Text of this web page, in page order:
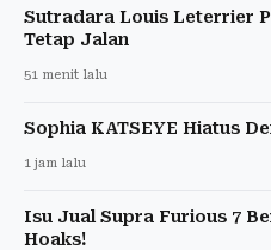
Sutradara Louis Leterrier
Tetap Jalan
51 menit lalu
Sophia KATSEYE Hiatus
1 jam lalu
Isu Jual Supra Furious 7
Hoaks!